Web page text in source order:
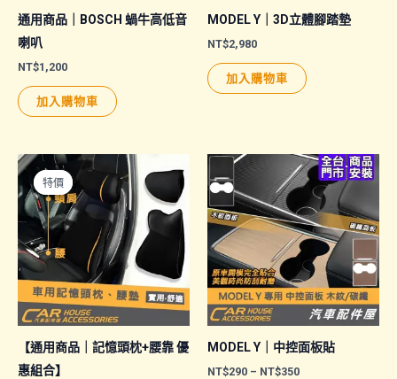
通用商品｜BOSCH 蝸牛高低音
喇叭
NT$1,200
加入購物車
MODEL Y｜3D立體腳踏墊
NT$2,980
加入購物車
特價
特價
【通用商品｜記憶頭枕+腰靠 優
惠組合】
MODEL Y｜中控面板貼
NT$290 – NT$350價